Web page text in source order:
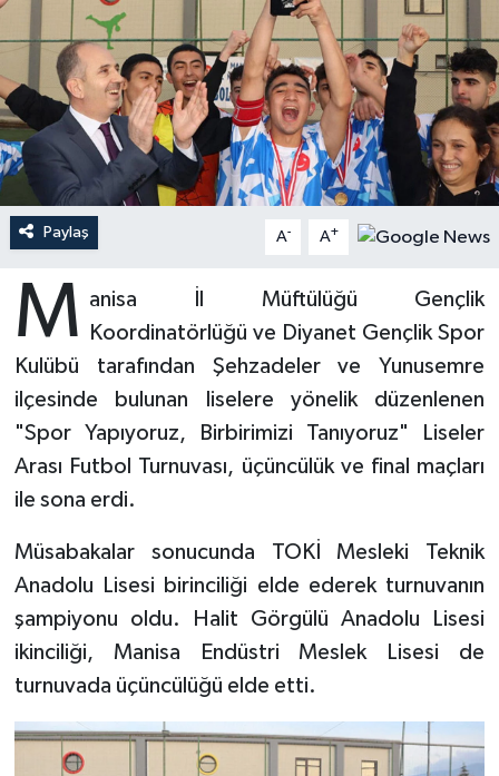
Paylaş A- A+
M anisa İl Müftülüğü Gençlik
Koordinatörlüğü ve Diyanet Gençlik Spor
Kulübü tarafından Şehzadeler ve Yunusemre
ilçesinde bulunan liselere yönelik düzenlenen
"Spor Yapıyoruz, Birbirimizi Tanıyoruz" Liseler
Arası Futbol Turnuvası, üçüncülük ve final maçları
ile sona erdi.
Müsabakalar sonucunda TOKİ Mesleki Teknik
Anadolu Lisesi birinciliği elde ederek turnuvanın
şampiyonu oldu. Halit Görgülü Anadolu Lisesi
ikinciliği, Manisa Endüstri Meslek Lisesi de
turnuvada üçüncülüğü elde etti.
Ardahan Müftülüğü
Artvin Müftülüğü
Aydın Müftülüğü
Balıkesir Müftülüğü
Bartın Müftülüğü
Batman Müftülüğü
Bayburt Müftülüğü
Bingöl Müftülüğü
Bolu Müftülüğü
Burdur Müftülüğü
Bursa Müftülüğü
Çanakkale Müftülüğü
Kudüs
Kurban
Mukabele
Peygamberimizin Hayatı
Ramazan
Sahabeler
Zekat
Hutbeler
DİYANET AKADEMİ
DİYANET GENÇLİK
DİYANET RADYO/TV
DEPREM
Dünya
Eğitim
Aile
Makaleler
Ekonomi
Duyurular
Podcast